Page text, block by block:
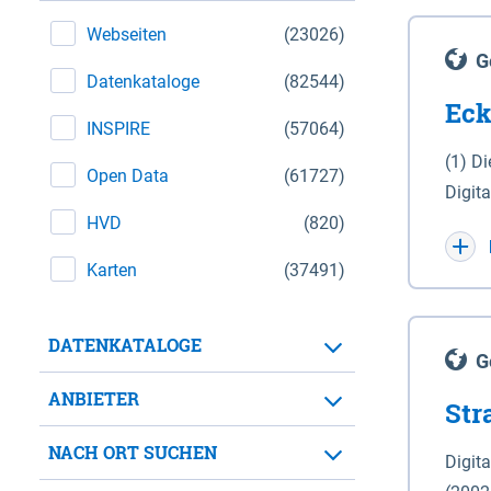
(23026)
Webseiten
(82544)
Datenkataloge
(57064)
INSPIRE
(61727)
Open Data
(820)
HVD
(37491)
Karten
DATENKATALOGE
ANBIETER
NACH ORT SUCHEN
(1)
WGS
für
der in